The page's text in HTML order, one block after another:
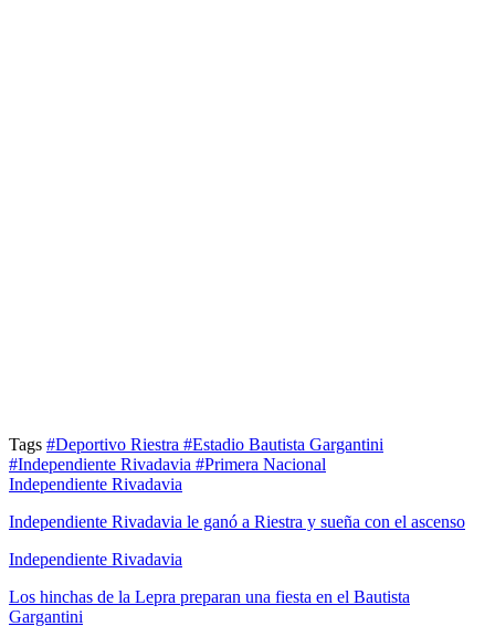
Tags #Deportivo Riestra #Estadio Bautista Gargantini
#Independiente Rivadavia #Primera Nacional
Independiente Rivadavia
Independiente Rivadavia le ganó a Riestra y sueña con el ascenso
Independiente Rivadavia
Los hinchas de la Lepra preparan una fiesta en el Bautista
Gargantini